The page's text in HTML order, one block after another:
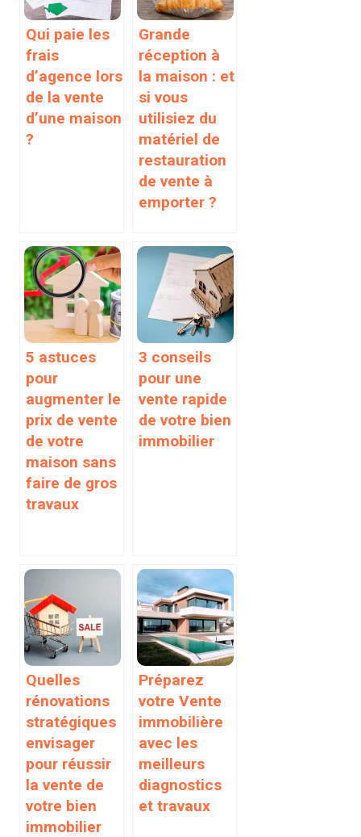
Qui paie les
frais
d’agence lors
de la vente
d’une maison
?
Grande
réception à
la maison : et
si vous
utilisiez du
matériel de
restauration
de vente à
emporter ?
5 astuces
pour
augmenter le
prix de vente
de votre
maison sans
faire de gros
travaux
3 conseils
pour une
vente rapide
de votre bien
immobilier
Quelles
rénovations
stratégiques
envisager
pour réussir
la vente de
votre bien
immobilier
Préparez
votre Vente
immobilière
avec les
meilleurs
diagnostics
et travaux